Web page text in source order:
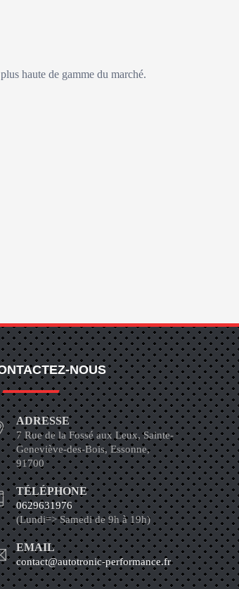
haute de gamme du marché.
NOUS
ADRESSE
7 Rue de la Fossé aux Leux, Sainte-
Geneviève-des-Bois, Essonne,
91700
TÉLÉPHONE
0629631976
(Lundi=> Samedi de 9h à 19h)
EMAIL
contact@autotronic-performance.fr